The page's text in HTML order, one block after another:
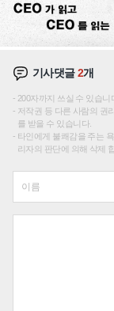
기사댓글2개
200자까지 쓰실 수 있습니
저작권 등 다른 사람의 권
를 받을 수 있습니다.
타인에게 불쾌감을 주는
리자의 판단에 의해 삭제